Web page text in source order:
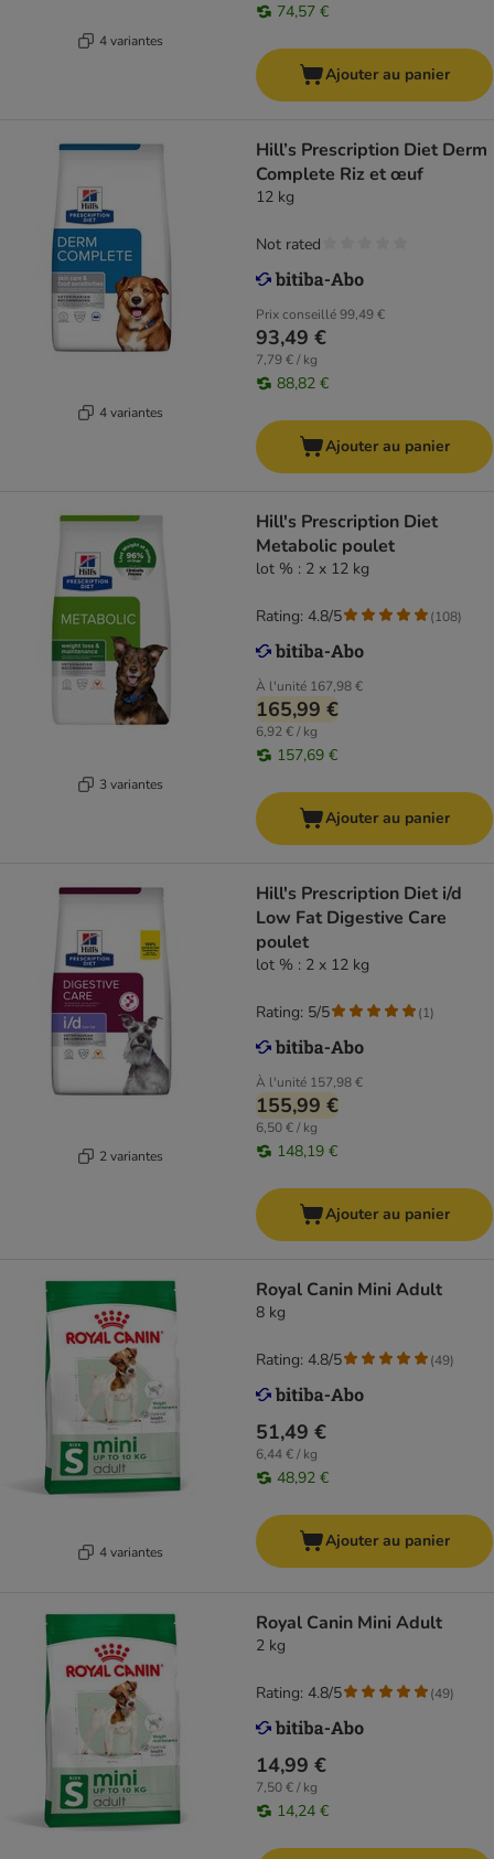
4 variantes
74,57 €
Ajouter au panier
4 variantes
Hill’s Prescription Diet Derm
Complete Riz et œuf
12 kg
Prix conseillé99,49 €
93,49 €
7,79 € / kg
88,82 €
Not rated
Ajouter au panier
3 variantes
Hill's Prescription Diet
Metabolic poulet
lot % : 2 x 12 kg
À l'unité 167,98 €
165,99 €
6,92 € / kg
157,69 €
Rating: 4.8/5 (108)
Ajouter au panier
2 variantes
Hill's Prescription Diet i/d
Low Fat Digestive Care
poulet
lot % : 2 x 12 kg
À l'unité 157,98 €
155,99 €
6,50 € / kg
148,19 €
Rating: 5/5 (1)
Ajouter au panier
4 variantes
Royal Canin Mini Adult
8 kg
51,49 €
6,44 € / kg
48,92 €
Rating: 4.8/5 (49)
Ajouter au panier
Royal Canin Mini Adult
2 kg
14,99 €
7,50 € / kg
14,24 €
Rating: 4.8/5 (49)